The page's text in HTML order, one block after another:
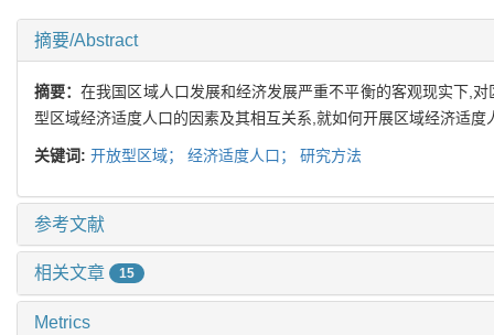
摘要/Abstract
摘要：在我国区域人口发展和经济发展严重不平衡的客观现实下,
型区域经济适度人口的因素及其相互关系,就如何开展区域经济适
关键词: 开放型区域； 经济适度人口； 研究方法
参考文献
相关文章 15
Metrics